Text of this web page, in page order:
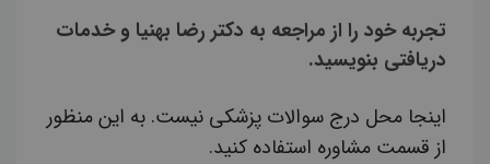
تجربه خود را از مراجعه به دکتر رضا بهنیا و خدمات
دریافتی بنویسید.
اینجا محل درج سوالات پزشکی نیست. به این منظور
از قسمت مشاوره استفاده کنید.